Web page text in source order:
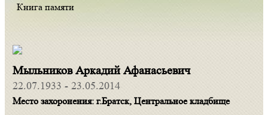
Книга памяти
Мыльников Аркадий Афанасьевич
22.07.1933 - 23.05.2014
Место захоронения: г.Братск, Центральное кладбище